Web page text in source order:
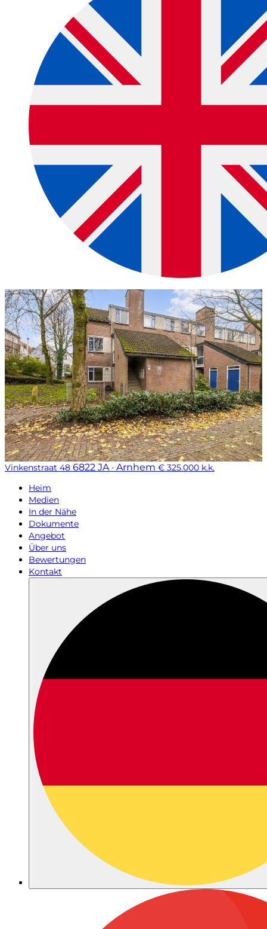
Vinkenstraat 48 6822 JA · Arnhem € 325.000 k.k.
Heim
Medien
In der Nähe
Dokumente
Angebot
Über uns
Bewertungen
Kontakt